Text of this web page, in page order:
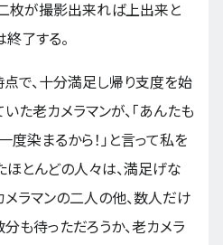
枚が撮影出来れば上出来と
了する。
で、十分満足し帰り支度を始
た老カメラマンが、「あんたも
度染まるから！」と言って私を
ほとんどの人々は、満足げな
ラマンの二人の他、数人だけ
も待っただろうか、老カメラ